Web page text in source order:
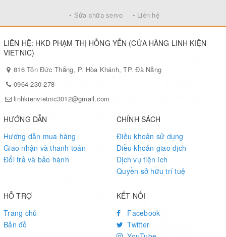
• Sửa chữa servo • Liên hệ
LIÊN HỆ: HKD PHẠM THỊ HỒNG YẾN (CỬA HÀNG LINH KIỆN
VIETNIC)
816 Tôn Đức Thắng, P. Hòa Khánh, TP. Đà Nẵng
0964-230-278
linhkienvietnic3012@gmail.com
HƯỚNG DẪN
Hướng dẫn mua hàng
Giao nhận và thanh toán
Đổi trả và bảo hành
CHÍNH SÁCH
Điều khoản sử dụng
Điều khoản giao dịch
Dịch vụ tiện ích
Quyền sở hữu trí tuệ
HỖ TRỢ
Trang chủ
Bản đồ
KẾT NỐI
Facebook
Twitter